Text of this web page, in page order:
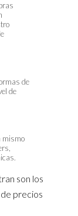
de
de
mismo
son los
precios